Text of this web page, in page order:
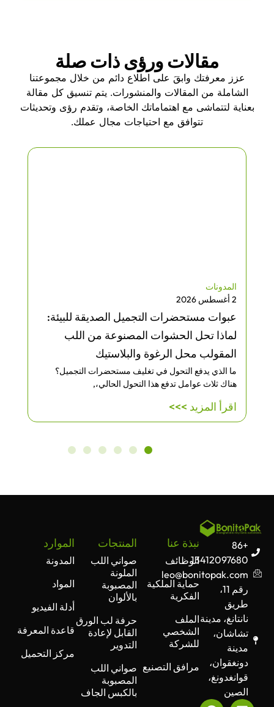
مقالات ورؤى ذات صلة
عزز معرفتك وابقَ على اطلاع دائم من خلال مجموعتنا
الشاملة من المقالات والمنشورات. يتم تنسيق كل مقالة
بعناية لتتماشى مع اهتماماتك الخاصة، وتقدم رؤى وتحديثات
تتوافق مع احتياجات مجال عملك.
المدونات
2 أغسطس 2026
عبوات مستحضرات التجميل الصديقة للبيئة:
لماذا تحل الحشوات المصنوعة من اللب
المقولب محل الرغوة والبلاستيك
ما الذي يدفع التحول في تغليف مستحضرات التجميل؟
هناك ثلاث عوامل تدفع هذا التحول الحالي،,
اقرأ المزيد >>>
+86
13412097680
leo@bonitopak.com
رقم 11،
طريق
نانتانغ، مدينة
تشاشان،
مدينة
دونغقوان،
قوانغدونغ،
الصين
نبذة عنا
الوظائف
حماية الملكية
الفكرية
الملف
الشخصي
للشركة
مرافق التصنيع
المنتجات
صواني اللب
الملونة
المصبوبة
بالألوان
حرفة لب الورق
القابل لإعادة
التدوير
صواني اللب
المصبوبة
بالكبس الجاف
الموارد
المدونة
المواد
أدلة الفيديو
قاعدة المعرفة
مركز التحميل